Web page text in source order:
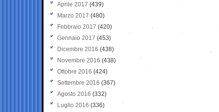
Aprile 2017 (439)
Marzo 2017 (480)
Febbraio 2017 (420)
Gennaio 2017 (453)
Dicembre 2016 (438)
Novembre 2016 (438)
Ottobre 2016 (424)
Settembre 2016 (367)
Agosto 2016 (332)
Luglio 2016 (336)